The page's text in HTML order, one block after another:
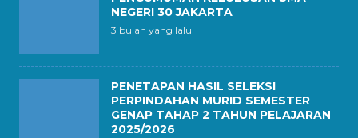
NEGERI 30 JAKARTA
3 bulan yang lalu
PENETAPAN HASIL SELEKSI
PERPINDAHAN MURID SEMESTER
GENAP TAHAP 2 TAHUN PELAJARAN
2025/2026